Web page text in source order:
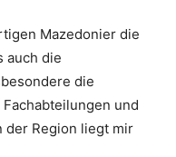
Mazedonier die
auch die
die
und
der Region liegt mir